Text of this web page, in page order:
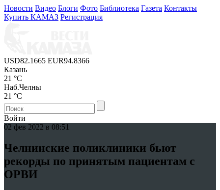
Новости Видео Блоги Фото Библиотека Газета Контакты
Купить КАМАЗ Регистрация
USD82.1665 EUR94.8366
Казань
21 °C
Наб.Челны
21 °C
Войти
02 фев 2022 в 08:51
Челнинские поликлиники бьют
рекорды по принятым пациентам с
ОРВИ